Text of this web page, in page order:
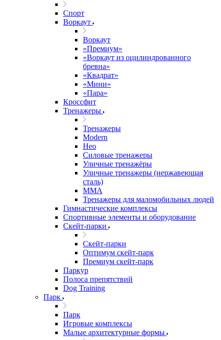
Спорт
Воркаут
Воркаут
«Премиум»
«Воркаут из оцилиндрованного
бревна»
«Квадрат»
«Мини»
«Пара»
Кроссфит
Тренажеры
Тренажеры
Modern
Нео
Силовые тренажеры
Уличные тренажёры
Уличные тренажеры (нержавеющая
сталь)
ММА
Тренажеры для маломобильных людей
Гимнастические комплексы
Спортивные элементы и оборудование
Скейт-парки
Скейт-парки
Оптимум скейт-парк
Премиум скейт-парк
Паркур
Полоса препятствий
Dog Training
Парк
Парк
Игровые комплексы
Малые архитектурные формы